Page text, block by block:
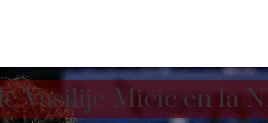
Vasilije Micic en la